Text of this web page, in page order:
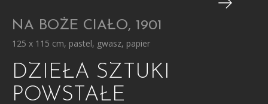
NA BOŻE CIAŁO, 1901
125 x 115 cm, pastel, gwasz, papier
DZIEŁA SZTUKI
POWSTAŁE